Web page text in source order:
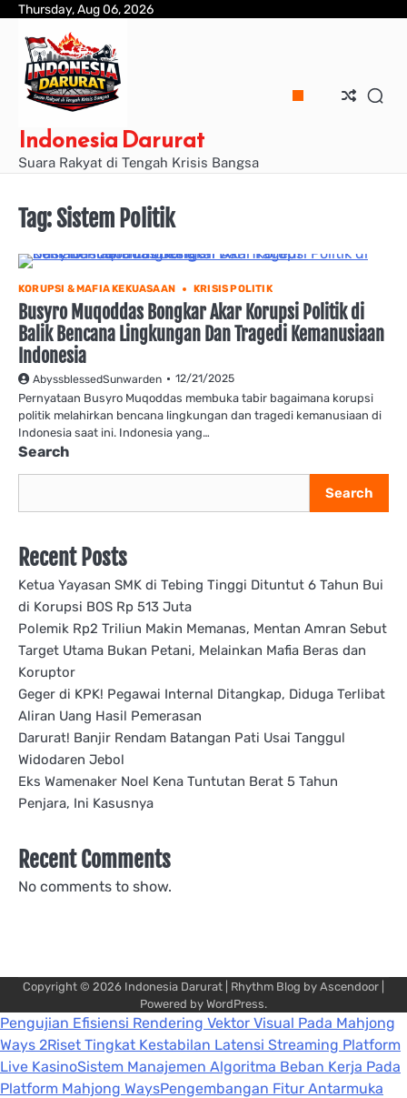
Skip
content
Thursday, Aug 06, 2026
Indonesia Darurat
Suara Rakyat di Tengah Krisis Bangsa
Tag:Sistem Politik
KORUPSI & MAFIA KEKUASAAN KRISIS POLITIK
Busyro Muqoddas Bongkar Akar Korupsi Politik di
Balik Bencana Lingkungan Dan Tragedi Kemanusiaan
Indonesia
AbyssblessedSunwarden 12/21/2025
Pernyataan Busyro Muqoddas membuka tabir bagaimana korupsi
politik melahirkan bencana lingkungan dan tragedi kemanusiaan di
Indonesia saat ini. Indonesia yang…
Search
Search
Recent Posts
Ketua Yayasan SMK di Tebing Tinggi Dituntut 6 Tahun Bui
di Korupsi BOS Rp 513 Juta
Polemik Rp2 Triliun Makin Memanas, Mentan Amran Sebut
Target Utama Bukan Petani, Melainkan Mafia Beras dan
Koruptor
Geger di KPK! Pegawai Internal Ditangkap, Diduga Terlibat
Aliran Uang Hasil Pemerasan
Darurat! Banjir Rendam Batangan Pati Usai Tanggul
Widodaren Jebol
Eks Wamenaker Noel Kena Tuntutan Berat 5 Tahun
Penjara, Ini Kasusnya
Recent Comments
No comments to show.
Copyright © 2026 Indonesia Darurat | Rhythm Blog by Ascendoor
Powered by WordPress.
Pengujian Efisiensi Rendering Vektor Visual Pada Mahjong
Ways 2Riset Tingkat Kestabilan Latensi Streaming Platform
Live KasinoSistem Manajemen Algoritma Beban Kerja Pada
Platform Mahjong WaysPengembangan Fitur Antarmuka